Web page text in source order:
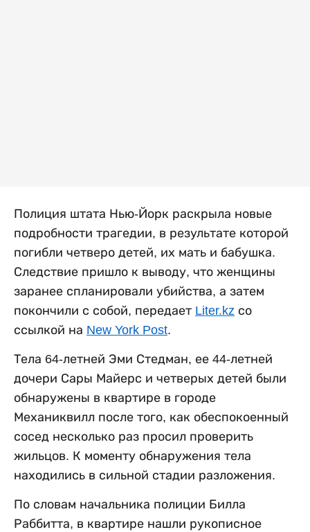
Полиция штата Нью-Йорк раскрыла новые
подробности трагедии, в результате которой
погибли четверо детей, их мать и бабушка.
Следствие пришло к выводу, что женщины
заранее спланировали убийства, а затем
покончили с собой, передает Liter.kz со
ссылкой на New York Post.
Тела 64-летней Эми Стедман, ее 44-летней
дочери Сары Майерс и четверых детей были
обнаружены в квартире в городе
Механиквилл после того, как обеспокоенный
сосед несколько раз просил проверить
жильцов. К моменту обнаружения тела
находились в сильной стадии разложения.
По словам начальника полиции Билла
Раббитта, в квартире нашли рукописное